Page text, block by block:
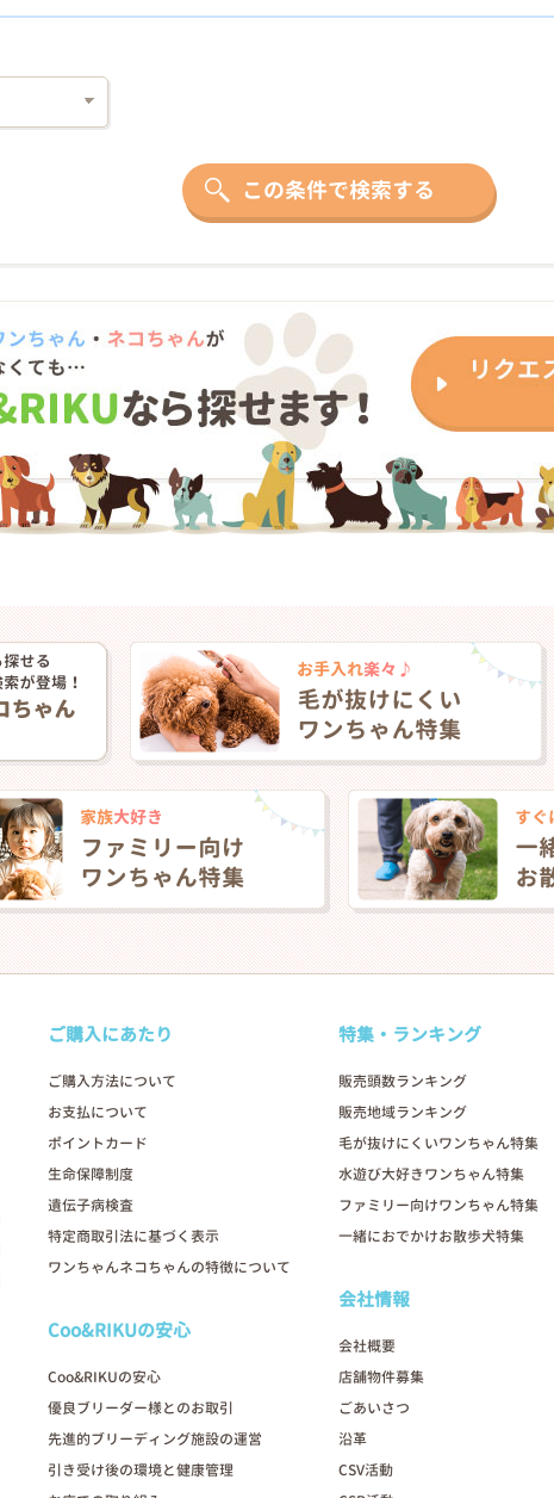
この条件で検索する
ご購入にあたり
ご購入方法について
お支払について
ポイントカード
生命保障制度
遺伝子病検査
特定商取引法に基づく表示
ワンちゃんネコちゃんの特徴について
Coo&RIKUの安心
Coo&RIKUの安心
優良ブリーダー様とのお取引
先進的ブリーディング施設の運営
引き受け後の環境と健康管理
特集・ランキング
販売頭数ランキング
販売地域ランキング
毛が抜けにくいワンちゃん特集
水遊び大好きワンちゃん特集
ファミリー向けワンちゃん特集
一緒におでかけお散歩犬特集
会社情報
会社概要
店舗物件募集
ごあいさつ
沿革
CSV活動